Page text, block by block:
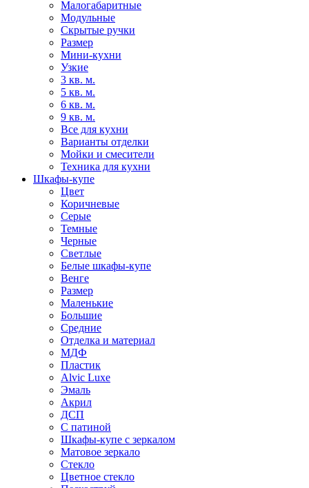
Малогабаритные
Модульные
Скрытые ручки
Размер
Мини-кухни
Узкие
3 кв. м.
5 кв. м.
6 кв. м.
9 кв. м.
Все для кухни
Варианты отделки
Мойки и смесители
Техника для кухни
Шкафы-купе
Цвет
Коричневые
Серые
Темные
Черные
Светлые
Белые шкафы-купе
Венге
Размер
Маленькие
Большие
Средние
Отделка и материал
МДФ
Пластик
Alvic Luxe
Эмаль
Акрил
ДСП
С патиной
Шкафы-купе с зеркалом
Матовое зеркало
Стекло
Цветное стекло